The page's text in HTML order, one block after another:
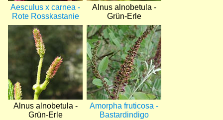
Aesculus x carnea -
Rote Rosskastanie
Alnus alnobetula -
Grün-Erle
Bild
Alnus alnobetula -
Grün-Erle
Bild
Amorpha fruticosa -
Bastardindigo